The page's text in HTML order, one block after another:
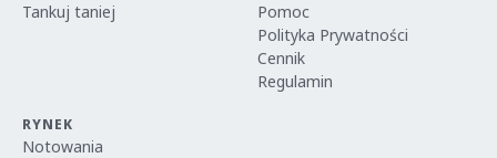
Tankuj taniej
Pomoc
Polityka Prywatności
Cennik
Regulamin
RYNEK
Notowania